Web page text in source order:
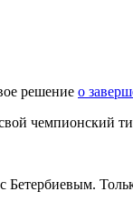
решение о
чемпионский
Бетербиевым.